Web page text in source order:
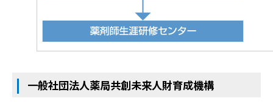
一般社団法人薬局共創未来人財育成機構